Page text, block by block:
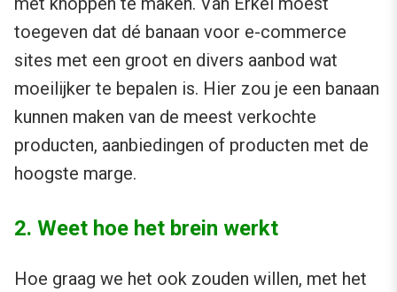
toegeven dat dé banaan voor e-commerce
sites met een groot en divers aanbod wat
moeilijker te bepalen is. Hier zou je een banaan
kunnen maken van de meest verkochte
producten, aanbiedingen of producten met de
hoogste marge.
2. Weet hoe het brein werkt
Hoe graag we het ook zouden willen, met het